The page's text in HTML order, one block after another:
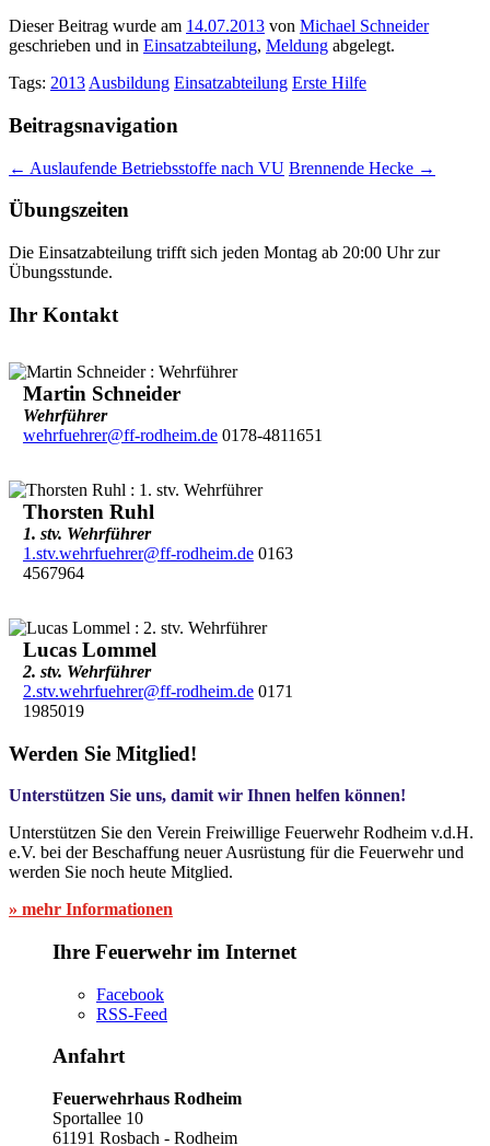
Dieser Beitrag wurde am 14.07.2013 von Michael Schneider
geschrieben und in Einsatzabteilung, Meldung abgelegt.
Tags: 2013 Ausbildung Einsatzabteilung Erste Hilfe
Beitragsnavigation
← Auslaufende Betriebsstoffe nach VU Brennende Hecke →
Übungszeiten
Die Einsatzabteilung trifft sich jeden Montag ab 20:00 Uhr zur
Übungsstunde.
Ihr Kontakt
Martin Schneider
Wehrführer
wehrfuehrer@ff-rodheim.de0178-4811651
Thorsten Ruhl
1. stv. Wehrführer
1.stv.wehrfuehrer@ff-rodheim.de0163
4567964
Lucas Lommel
2. stv. Wehrführer
2.stv.wehrfuehrer@ff-rodheim.de0171
1985019
Werden Sie Mitglied!
Unterstützen Sie uns, damit wir Ihnen helfen können!
Unterstützen Sie den Verein Freiwillige Feuerwehr Rodheim v.d.H.
e.V. bei der Beschaffung neuer Ausrüstung für die Feuerwehr und
werden Sie noch heute Mitglied.
» mehr Informationen
Ihre Feuerwehr im Internet
Facebook
RSS-Feed
Anfahrt
Feuerwehrhaus Rodheim
Sportallee 10
61191 Rosbach - Rodheim